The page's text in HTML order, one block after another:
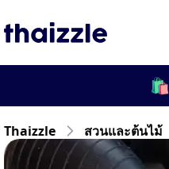
Thaizzle สวนและต้นไม้